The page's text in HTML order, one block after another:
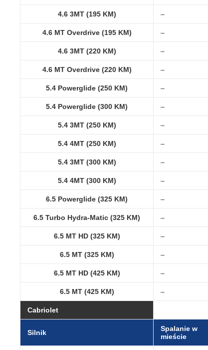
4.6 3MT (195 KM) –
4.6 MT Overdrive (195 KM) –
4.6 3MT (220 KM) –
4.6 MT Overdrive (220 KM) –
5.4 Powerglide (250 KM) –
5.4 Powerglide (300 KM) –
5.4 3MT (250 KM) –
5.4 4MT (250 KM) –
5.4 3MT (300 KM) –
5.4 4MT (300 KM) –
6.5 Powerglide (325 KM) –
6.5 Turbo Hydra-Matic (325 KM) –
6.5 MT HD (325 KM) –
6.5 MT (325 KM) –
6.5 MT HD (425 KM) –
6.5 MT (425 KM) –
Cabriolet
Silnik
Spalanie w
mieście